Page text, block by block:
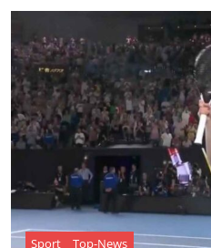
Sport Top-News